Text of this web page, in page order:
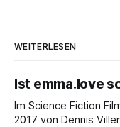
WEITERLESEN
Ist emma.love
Im Science Fiction
2017 von Dennis